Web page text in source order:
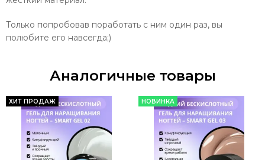
Только попробовав поработать с ним один раз, вы
полюбите его навсегда;)
Аналогичные товары
ХИТ ПРОДАЖ НОВИНКА